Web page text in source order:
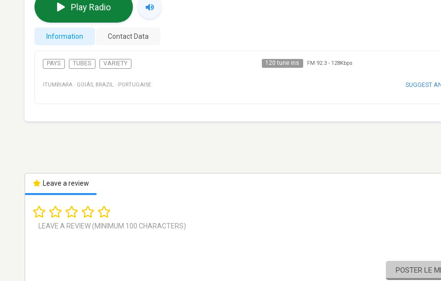
Play Radio
Information Contact Data
PAYS TUBES VARIETY 120 tune ins FM 92.3- 128Kbps
ITUMBIARA · GOIÁS, BRAZIL · PORTUGAISE SUGGEST
Leave a review
POSTER LE